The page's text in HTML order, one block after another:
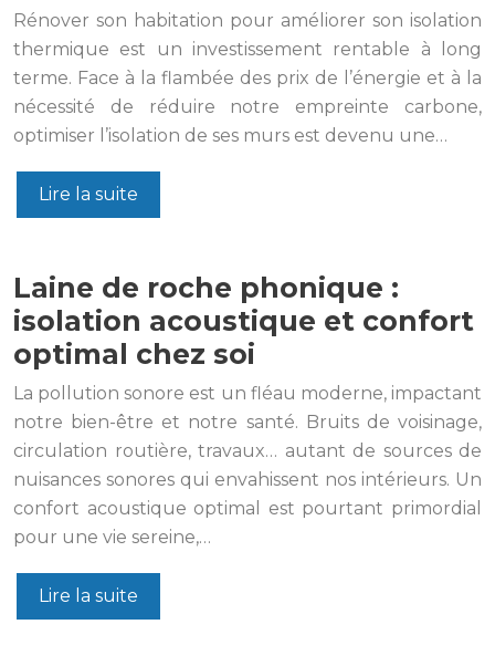
Rénover son habitation pour améliorer son isolation
thermique est un investissement rentable à long
terme. Face à la flambée des prix de l’énergie et à la
nécessité de réduire notre empreinte carbone,
optimiser l’isolation de ses murs est devenu une…
Lire la suite
Laine de roche phonique :
isolation acoustique et confort
optimal chez soi
La pollution sonore est un fléau moderne, impactant
notre bien-être et notre santé. Bruits de voisinage,
circulation routière, travaux… autant de sources de
nuisances sonores qui envahissent nos intérieurs. Un
confort acoustique optimal est pourtant primordial
pour une vie sereine,…
Lire la suite